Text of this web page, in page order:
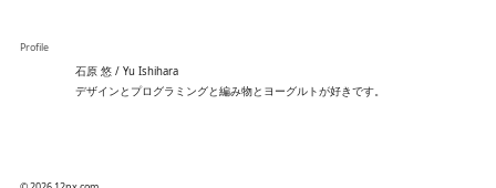
Profile
石原 悠 / Yu Ishihara
デザインとプログラミングと編み物とヨーグルトが好きです。